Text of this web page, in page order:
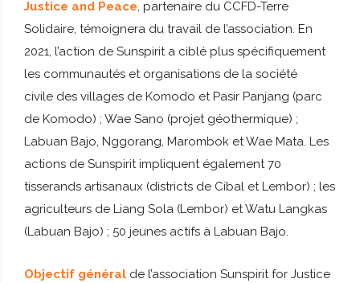
Justice and Peace, partenaire du CCFD-Terre
Solidaire, témoignera du travail de l’association. En
2021, l’action de Sunspirit a ciblé plus spécifiquement
les communautés et organisations de la société
civile des villages de Komodo et Pasir Panjang (parc
de Komodo) ; Wae Sano (projet géothermique) ;
Labuan Bajo, Nggorang, Marombok et Wae Mata. Les
actions de Sunspirit impliquent également 70
tisserands artisanaux (districts de Cibal et Lembor) ; les
agriculteurs de Liang Sola (Lembor) et Watu Langkas
(Labuan Bajo) ; 50 jeunes actifs à Labuan Bajo.
Objectif général de l’association Sunspirit for Justice